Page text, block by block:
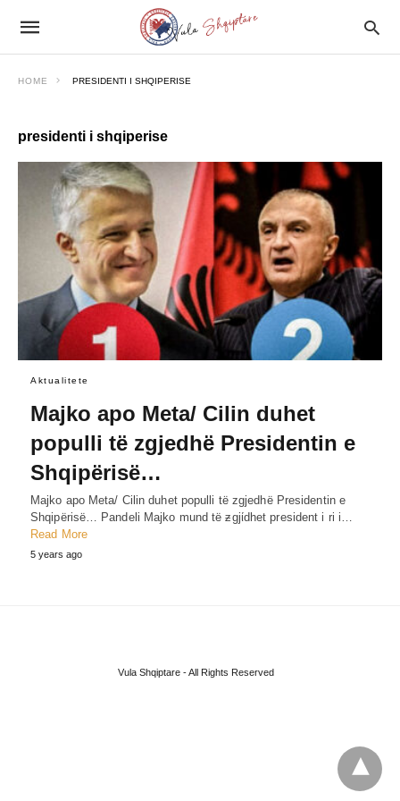
HOME PRESIDENTI I SHQIPERISE
presidenti i shqiperise
Aktualitete
Majko apo Meta/ Cilin duhet
populli të zgjedhë Presidentin e
Shqipërisë…
Majko apo Meta/ Cilin duhet populli të zgjedhë Presidentin e
Shqipërisë… Pandeli Majko mund të ƶgjίdhet president i ri i…
Read More
5 years ago
Vula Shqiptare - All Rights Reserved